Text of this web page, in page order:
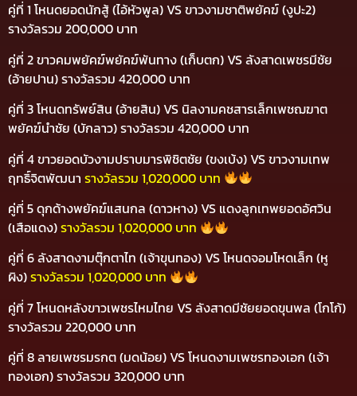
คู่ที่ 1 โหนดยอดนักสู้ (ไอ้หัวพูล) VS ขาวงามชาติพยัคฆ์ (งูปะ2)
รางวัลรวม 200,000 บาท
คู่ที่ 2 ขาวคมพยัคฆ์พยัคฆ์พันทาง (เก็บตก) VS ลังสาดเพชรมีชัย
(อ้ายปาน) รางวัลรวม 420,000 บาท
คู่ที่ 3 โหนดทรัพย์สิน (อ้ายสิน) VS นิลงามคชสารเล็กเพชฌฆาต
พยัคฆ์นำชัย (บักลาว)รางวัลรวม 420,000 บาท
คู่ที่ 4 ขาวยอดบัวงามปราบมารพิชิตชัย (ขงเบ้ง) VS ขาวงามเทพ
ฤทธิ์จิตพัฒนา รางวัลรวม 1,020,000 บาท
คู่ที่ 5 ดุกด้างพยัคฆ์แสนกล (ดาวหาง) VS แดงลูกเทพยอดอัศวิน
(เสือแดง)รางวัลรวม 1,020,000 บาท
คู่ที่ 6 ลังสาดงามตุ๊กตาไท (เจ้าขุนทอง) VSโหนดจอมโหดเล็ก (หู
ผิง)รางวัลรวม 1,020,000 บาท
คู่ที่ 7 โหนดหลังขาวเพชรไหมไทย VS ลังสาดมีชัยยอดขุนพล (โกโก้)
รางวัลรวม 220,000 บาท
คู่ที่ 8 ลายเพชรมรกต (มดน้อย) VS โหนดงามเพชรทองเอก (เจ้า
ทองเอก) รางวัลรวม 320,000 บาท